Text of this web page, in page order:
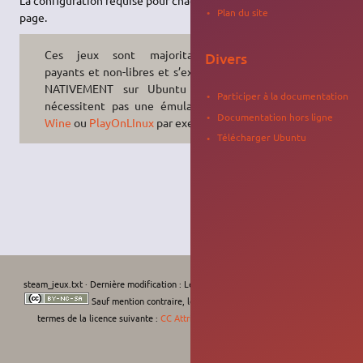
page.
Ces jeux sont majoritairement
payants et non-libres et s’exécutent
NATIVEMENT sur Ubuntu (ils ne
nécessitent pas une émulation via
Wine ou PlayOnLInuxpar exemple) !
steam_jeux.txt· Dernière modification : Le 04/08/2022, 02:10
Sauf mention contraire, le contenu de ce wiki est placé sous les
termes de la licence suivante : CC Attribution-Noncommercial-Share Alike 4.0
Plan du site
Divers
Participer à la documentation
Documentation hors ligne
Télécharger Ubuntu